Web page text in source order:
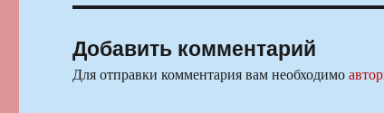
Добавить комментарий
Для отправки комментария вам необходимо